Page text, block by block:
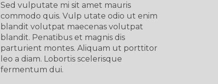
Sed vulputate mi sit amet mauris
commodo quis. Vulp utate odio ut enim
blandit volutpat maecenas volutpat
blandit. Penatibus et magnis dis
parturient montes. Aliquam ut porttitor
leo a diam. Lobortis scelerisque
fermentum dui.